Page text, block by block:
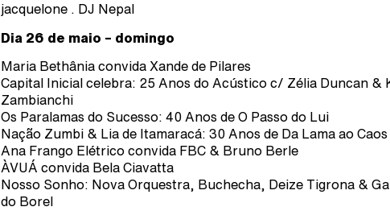
jacquelone . DJ Nepal
Dia 26 de maio – domingo
Maria Bethânia convida Xande de Pilares
Capital Inicial celebra: 25 Anos do Acústico c/ Zélia Duncan &
Zambianchi
Os Paralamas do Sucesso: 40 Anos de O Passo do Lui
Nação Zumbi & Lia de Itamaracá: 30 Anos de Da Lama ao Caos
Ana Frango Elétrico convida FBC & Bruno Berle
ÀVUÁ convida Bela Ciavatta
Nosso Sonho: Nova Orquestra, Buchecha, Deize Tigrona &
do Borel